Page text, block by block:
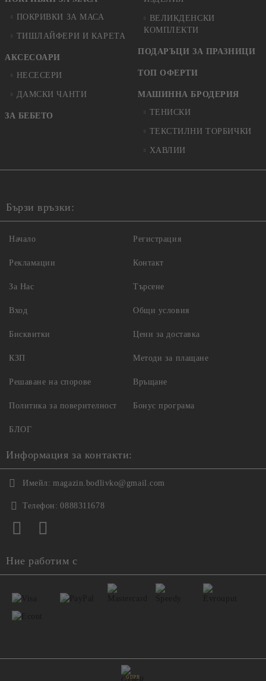
ПОКРИВКИ ЗА МАСА
ТИШЛАЙФЕРИ И КАРЕТА
АКСЕСОАРИ
НЕСЕСЕРИ
ДАМСКИ ЧАНТИ
ЗА БЕБЕТО
ВЕЛИКДЕНСКИ
КОМПЛЕКТИ
ПОДАРЪЦИ ЗА ПРАЗНИЦИ
ТОП ОФЕРТИ
МАШИННА БРОДЕРИЯ
ТЕНИСКИ
ТЕКСТИЛНИ ТОРБИЧКИ
ХАВЛИИ
Бързи връзки:
Начало
Рекламации
За Нас
Вход
Регистрация
Контакт
Търсене
Общи условия
Бисквитки
КЗП
Решаване на спорове
Политика за поверителност
Цени за доставка
Методи за плащане
Връщане
Бонус програма
БЛОГ
Информация за контакти:
Имейл: magazin.bodlivko@gmail.com
Телефон: 0888311678
Ние работим с
GDPR